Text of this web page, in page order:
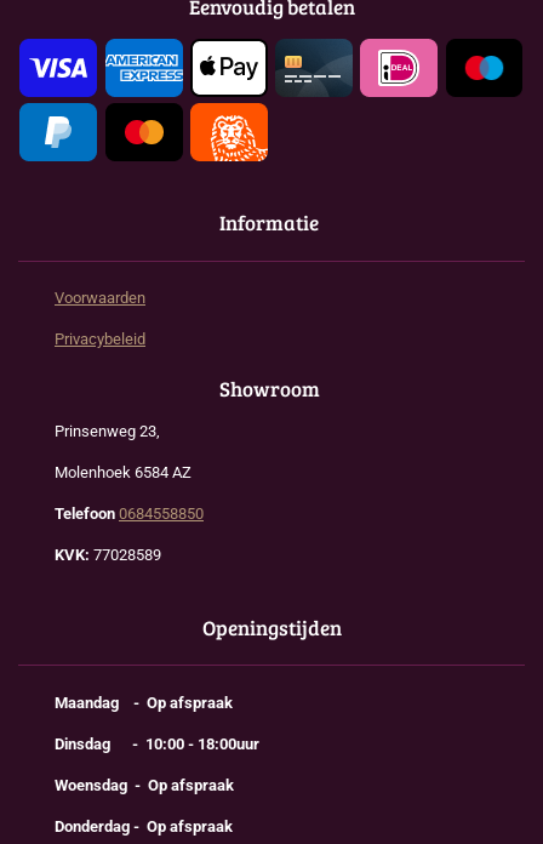
o
k
r
a
m
p
p
Eenvoudig betalen
Informatie
Voorwaarden
Privacybeleid
Showroom
Prinsenweg 23,
Molenhoek 6584 AZ
Telefoon 0684558850
KVK: 77028589
Openingstijden
Maandag - Op afspraak
Dinsdag - 10:00 - 18:00uur
Woensdag - Op afspraak
Donderdag - Op afspraak